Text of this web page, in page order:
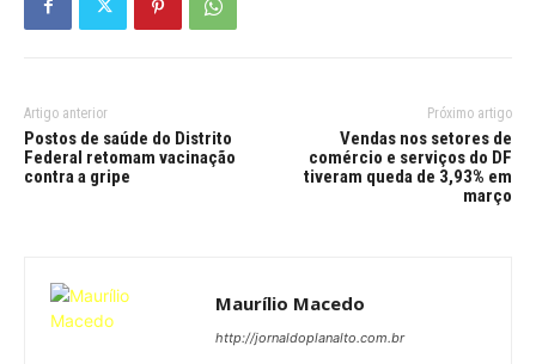
Artigo anterior
Postos de saúde do Distrito
Federal retomam vacinação
contra a gripe
Próximo artigo
Vendas nos setores de
comércio e serviços do DF
tiveram queda de 3,93% em
março
Maurílio Macedo
http://jornaldoplanalto.com.br